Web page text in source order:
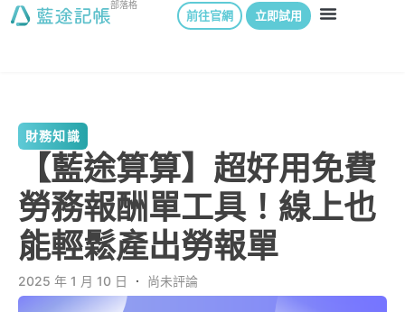
部落格
前往官網 立即試用
財務知識
【藍途算算】超好用免費
勞務報酬單工具！線上也
能輕鬆產出勞報單
2025 年 1 月 10 日 ． 尚未評論